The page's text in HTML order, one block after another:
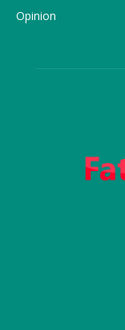
Opinion